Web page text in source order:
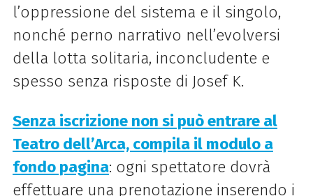
l’oppressione del sistema e il singolo,
nonché perno narrativo nell’evolversi
della lotta solitaria, inconcludente e
spesso senza risposte di Josef K.
Senza iscrizione non si può entrare al
Teatro dell’Arca, compila il modulo a
fondo pagina: ogni spettatore dovrà
effettuare una prenotazione inserendo i